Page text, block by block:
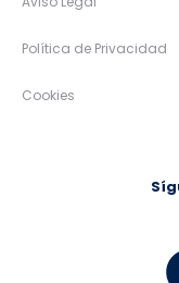
Política de Privacidad
Cookies